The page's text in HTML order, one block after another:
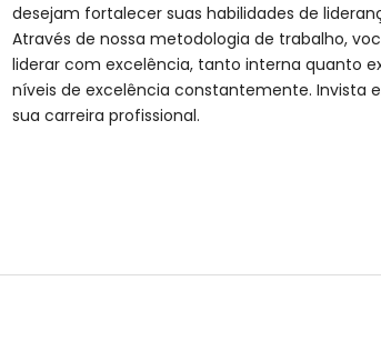
desejam fortalecer suas habilidades de
Através de nossa metodologia de trabalho,
liderar com excelência, tanto interna quanto
níveis de excelência constantemente. Invista
sua carreira profissional.